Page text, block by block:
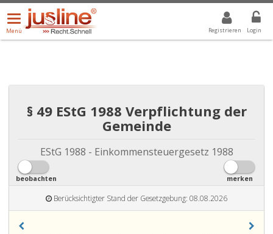
Registrieren Login
Menü
öffnen/schließen
Menü
ALLE DROPDOWN: GEWÄHLTER WERT IST ALLE
§ 49 EStG 1988 Verpflichtung der
Gemeinde
EStG 1988 - Einkommensteuergesetz 1988
beobachten merken
Berücksichtigter Stand der Gesetzgebung: 08.08.2026